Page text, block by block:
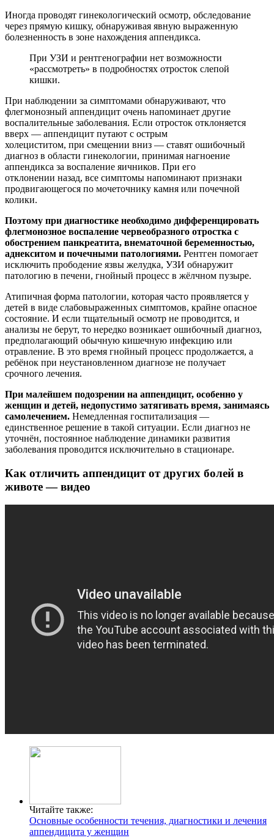
Иногда проводят гинекологический осмотр, обследование
через прямую кишку, обнаруживая явную выраженную
болезненность в зоне нахождения аппендикса.
При УЗИ и рентгенографии нет возможности
«рассмотреть» в подробностях отросток слепой
кишки.
При наблюдении за симптомами обнаруживают, что
флегмонозный аппендицит очень напоминает другие
воспалительные заболевания. Если отросток отклоняется
вверх — аппендицит путают с острым
холециститом, при смещении вниз — ставят ошибочный
диагноз в области гинекологии, принимая нагноение
аппендикса за воспаление яичников. При его
отклонении назад, все симптомы напоминают признаки
продвигающегося по мочеточнику камня или почечной
колики.
Поэтому при диагностике необходимо дифференцировать
флегмонозное воспаление червеобразного отростка с
обострением панкреатита, внематочной беременностью,
аднекситом и почечными патологиями. Рентген помогает
исключить прободение язвы желудка, УЗИ обнаружит
патологию в печени, гнойный процесс в жёлчном пузыре.
Атипичная форма патологии, которая часто проявляется у
детей в виде слабовыраженных симптомов, крайне опасное
состояние. И если тщательный осмотр не проводится, и
анализы не берут, то нередко возникает ошибочный диагноз,
предполагающий обычную кишечную инфекцию или
отравление. В это время гнойный процесс продолжается, а
ребёнок при неустановленном диагнозе не получает
срочного лечения.
При малейшем подозрении на аппендицит, особенно у
женщин и детей, недопустимо затягивать время, занимаясь
самолечением. Немедленная госпитализация —
единственное решение в такой ситуации. Если диагноз не
уточнён, постоянное наблюдение динамики развития
заболевания проводится исключительно в стационаре.
Как отличить аппендицит от других болей в
животе — видео
Читайте также:
Основные особенности течения, диагностики и лечения
аппендицита у женщин